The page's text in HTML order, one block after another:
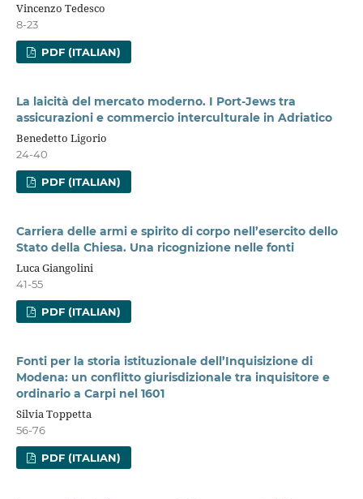
Vincenzo Tedesco
8-23
PDF (ITALIAN)
La laicità del mercato moderno. I Port-Jews tra
assicurazioni e commercio interculturale in Adriatico
Benedetto Ligorio
24-40
PDF (ITALIAN)
Carriera delle armi e spirito di corpo nell’esercito dello
Stato della Chiesa. Una ricognizione nelle fonti
Luca Giangolini
41-55
PDF (ITALIAN)
Fonti per la storia istituzionale dell’Inquisizione di
Modena: un conflitto giurisdizionale tra inquisitore e
ordinario a Carpi nel 1601
Silvia Toppetta
56-76
PDF (ITALIAN)